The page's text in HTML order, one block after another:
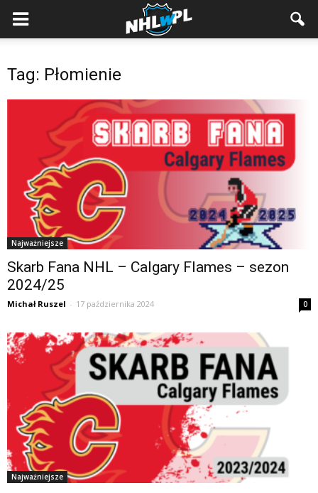
Tag: Płomienie
Najważniejsze
Skarb Fana NHL – Calgary Flames – sezon
2024/25
Michał Ruszel - 17 października 2024 0
Najważniejsze